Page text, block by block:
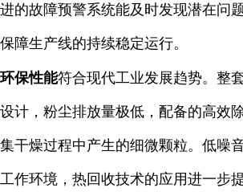
进的故障预警系统能及时发现潜在问
保障生产线的持续稳定运行。
环保性能符合现代工业发展趋势。整
设计，粉尘排放量极低，配备的高效
集干燥过程中产生的细微颗粒。低噪
工作环境，热回收技术的应用进一步